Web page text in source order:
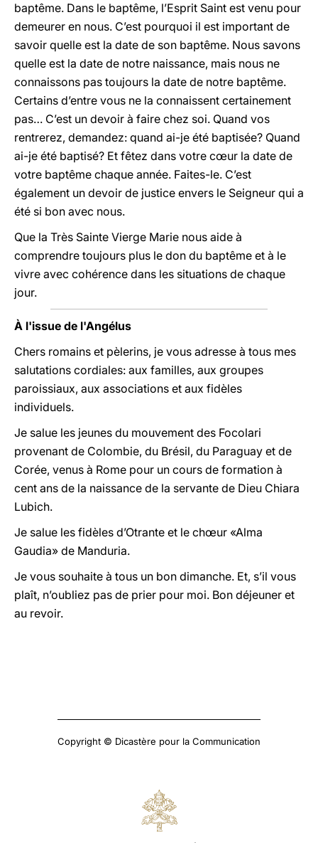
baptême. Dans le baptême, l’Esprit Saint est venu pour
demeurer en nous. C’est pourquoi il est important de
savoir quelle est la date de son baptême. Nous savons
quelle est la date de notre naissance, mais nous ne
connaissons pas toujours la date de notre baptême.
Certains d’entre vous ne la connaissent certainement
pas… C’est un devoir à faire chez soi. Quand vos
rentrerez, demandez: quand ai-je été baptisée? Quand
ai-je été baptisé? Et fêtez dans votre cœur la date de
votre baptême chaque année. Faites-le. C’est
également un devoir de justice envers le Seigneur qui a
été si bon avec nous.
Que la Très Sainte Vierge Marie nous aide à
comprendre toujours plus le don du baptême et à le
vivre avec cohérence dans les situations de chaque
jour.
À l'issue de l'Angélus
Chers romains et pèlerins, je vous adresse à tous mes
salutations cordiales: aux familles, aux groupes
paroissiaux, aux associations et aux fidèles
individuels.
Je salue les jeunes du mouvement des Focolari
provenant de Colombie, du Brésil, du Paraguay et de
Corée, venus à Rome pour un cours de formation à
cent ans de la naissance de la servante de Dieu Chiara
Lubich.
Je salue les fidèles d’Otrante et le chœur «Alma
Gaudia» de Manduria.
Je vous souhaite à tous un bon dimanche. Et, s’il vous
plaît, n’oubliez pas de prier pour moi. Bon déjeuner et
au revoir.
Copyright © Dicastère pour la Communication